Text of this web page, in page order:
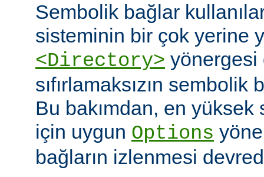
Sembolik bağlar
sisteminin bir çok yerine
<Directory> yönergesi
sıfırlamaksızın sembolik
Bu bakımdan, en
için uygun Options
bağların izlenmesi